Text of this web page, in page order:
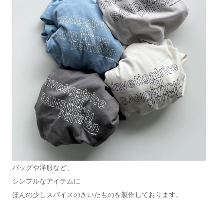
バッグや洋服など、
シンプルなアイテムに
ほんの少しスパイスのきいたものを製作しております。